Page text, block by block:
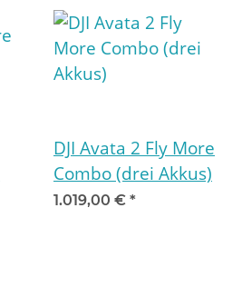
DJI Avata 2 Fly More
Combo (drei Akkus)
1.019,00 € *